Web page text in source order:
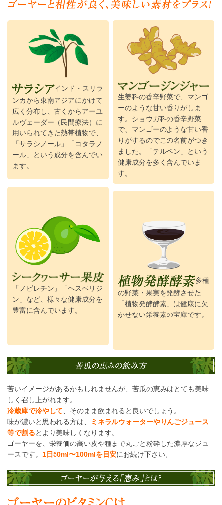
インド・スリラ
ンカから東南アジアにかけて
広く分布し、古くからアーユ
ルヴェーダー（民間療法）に
用いられてきた熱帯植物で、
「サラシノール」「コタラノ
ール」という成分を含んでい
ます。
「ノビレチン」「ヘスペリジ
ン」など、様々な健康成分を
豊富に含んでいます。
生姜科の香辛野菜で、マンゴ
ーのような甘い香りがしま
す。ショウガ科の香辛野菜
で、マンゴーのような甘い香
りがするのでこの名前がつき
ました。「テルペン」という
健康成分を多く含んでいま
す。
多種
の野菜・果実を発酵させた
「植物発酵酵素」は健康に欠
かせない栄養素の宝庫です。
苦いイメージがあるかもしれませんが、苦瓜の恵みはとても美味
しく召し上がれます。
冷蔵庫で冷やして、そのまま飲まれると良いでしょう。
味が濃いと思われる方は、
ミネラルウォーターやりんごジュース
等で割るとより美味しくなります。
ゴーヤーを、栄養価の高い皮や種まで丸ごと粉砕した濃厚なジュ
ースです。 1日50ml〜100mlを目安にお続け下さい。